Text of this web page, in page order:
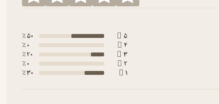
5
50 ٪
4
0 ٪
3
20 ٪
2
0 ٪
1
30 ٪